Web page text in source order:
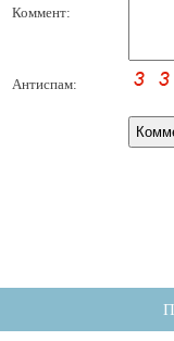
Коммент:
Антиспам: